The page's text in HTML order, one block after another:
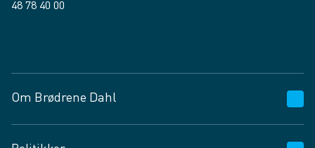
48 78 40 00
Om Brødrene Dahl